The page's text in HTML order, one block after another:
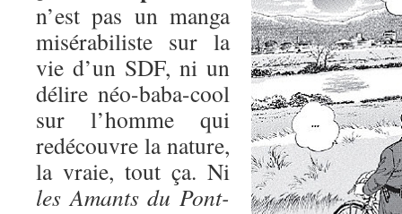
n’est pas un manga
misérabiliste sur la
vie d’un SDF, ni un
délire néo-baba-cool
sur l’homme qui
redécouvre la nature,
la vraie, tout ça. Ni
les Amants du Pont-